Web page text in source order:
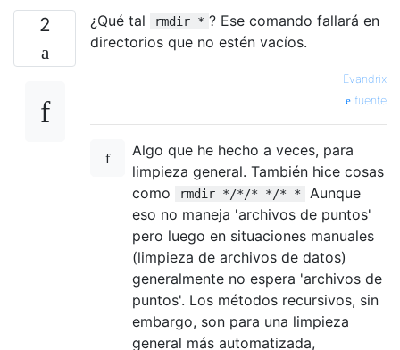
2 ¿Qué tal rmdir * ? Ese comando fallará en
directorios que no estén vacíos.
— Evandrix
fuente
Algo que he hecho a veces, para
limpieza general. También hice cosas
como
rmdir */*/* */* *
Aunque
eso no maneja 'archivos de puntos'
pero luego en situaciones manuales
(limpieza de archivos de datos)
generalmente no espera 'archivos de
puntos'. Los métodos recursivos, sin
embargo, son para una limpieza
general más automatizada,